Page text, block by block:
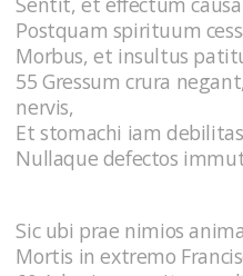
Postquam spirituum
Morbus, et insultus
55 Gressum crura
nervis,
Et stomachi iam
Nullaque defectos
Sic ubi prae nimios
Mortis in extremo